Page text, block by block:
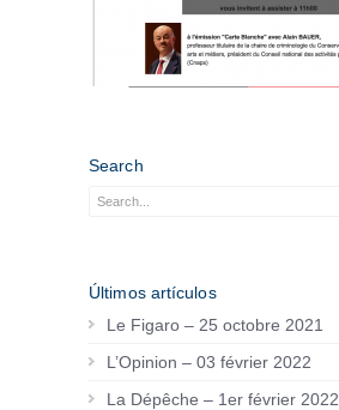
Search
Últimos artículos
Le Figaro – 25 octobre 2021
L’Opinion – 03 février 2022
La Dépêche – 1er février 2022